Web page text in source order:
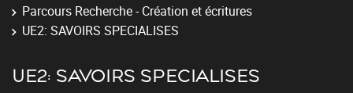
Parcours Recherche - Création et écritures
UE2: SAVOIRS SPECIALISES
UE2: SAVOIRS SPECIALISES